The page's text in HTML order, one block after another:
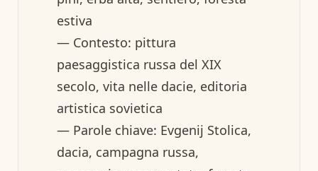
estiva
— Contesto: pittura
paesaggistica russa del XIX
secolo, vita nelle dacie, editoria
artistica sovietica
— Parole chiave: Evgenij Stolica,
dacia, campagna russa,